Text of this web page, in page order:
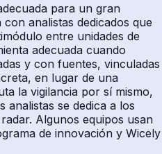
para un gran
analistas dedicados que
entre unidades de
adecuada cuando
y con fuentes, vinculadas
en lugar de una
la vigilancia por sí mismo,
analistas se dedica a los
Algunos equipos usan
de innovación y Wicely